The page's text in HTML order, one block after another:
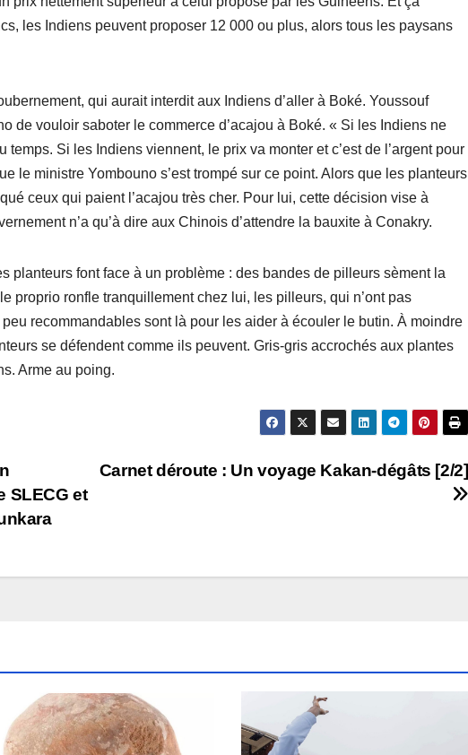
les Indiens peuvent proposer 12 000 ou plus, alors tous les paysans
qui aurait interdit aux Indiens d’aller à Boké. Youssouf
de vouloir saboter le commerce d’acajou à Boké. « Si les Indiens ne
Si les Indiens viennent, le prix va monter et c’est de l’argent pour
le ministre Yombouno s’est trompé sur ce point. Alors que les planteurs
ceux qui paient l’acajou très cher. Pour lui, cette décision vise à
n’a qu’à dire aux Chinois d’attendre la bauxite à Conakry.
planteurs font face à un problème : des bandes de pilleurs sèment la
proprio ronfle tranquillement chez lui, les pilleurs, qui n’ont pas
recommandables sont là pour les aider à écouler le butin. À moindre
se défendent comme ils peuvent. Gris-gris accrochés aux plantes
Arme au poing.
Carnet déroute : Un voyage Kakan-dégâts [2/2]
SLECG et